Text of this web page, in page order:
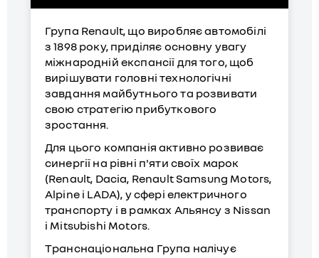
Група Renault, що виробляє автомобілі
з 1898 року, приділяє основну увагу
міжнародній експансії для того, щоб
вирішувати головні технологічні
завдання майбутнього та розвивати
свою стратегію прибуткового
зростання.
Для цього компанія активно розвиває
синергії на рівні п'яти своїх марок
(Renault, Dacia, Renault Samsung Motors,
Alpine і LADA), у сфері електричного
транспорту і в рамках Альянсу з Nissan
і Mitsubishi Motors.
Транснаціональна Група налічує